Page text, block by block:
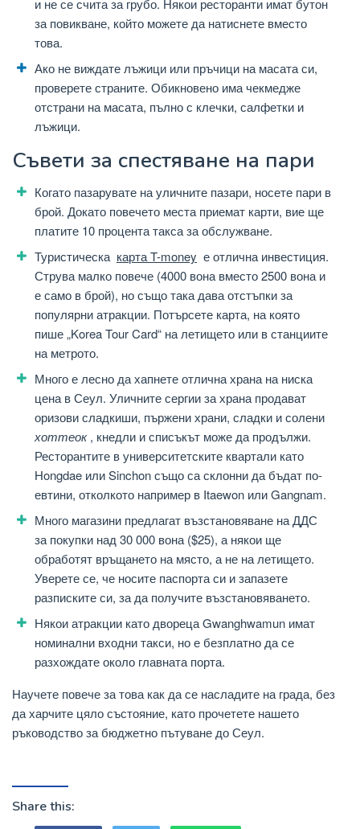
и не се счита за грубо. Някои ресторанти имат бутон
за повикване, който можете да натиснете вместо
това.
Ако не виждате лъжици или пръчици на масата си,
проверете страните. Обикновено има чекмедже
отстрани на масата, пълно с клечки, салфетки и
лъжици.
Съвети за спестяване на пари
Когато пазарувате на уличните пазари, носете пари в
брой. Докато повечето места приемат карти, вие ще
платите 10 процента такса за обслужване.
Туристическа карта T-money е отлична инвестиция.
Струва малко повече (4000 вона вместо 2500 вона и
е само в брой), но също така дава отстъпки за
популярни атракции. Потърсете карта, на която
пише „Korea Tour Card“ на летището или в станциите
на метрото.
Много е лесно да хапнете отлична храна на ниска
цена в Сеул. Уличните сергии за храна продават
оризови сладкиши, пържени храни, сладки и солени
хоттеок, кнедли и списъкът може да продължи.
Ресторантите в университетските квартали като
Hongdae или Sinchon също са склонни да бъдат по-
евтини, отколкото например в Itaewon или Gangnam.
Много магазини предлагат възстановяване на ДДС
за покупки над 30 000 вона ($25), а някои ще
обработят връщането на място, а не на летището.
Уверете се, че носите паспорта си и запазете
разписките си, за да получите възстановяването.
Някои атракции като двореца Gwanghwamun имат
номинални входни такси, но е безплатно да се
разхождате около главната порта.
Научете повече за това как да се насладите на града, без
да харчите цяло състояние, като прочетете нашето
ръководство за бюджетно пътуване до Сеул.
Share this: